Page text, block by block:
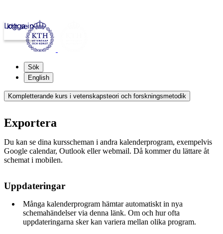
kth.se
Logga in
Sök
English
Kompletterande kurs i vetenskapsteori och forskningsmetodik
Exportera
Du kan se dina kursscheman i andra kalenderprogram, exempelvis
Google calendar, Outlook eller webmail. Då kommer du lättare åt
schemat i mobilen.
Uppdateringar
Många kalenderprogram hämtar automatiskt in nya
schemahändelser via denna länk. Om och hur ofta
uppdateringarna sker kan variera mellan olika program.